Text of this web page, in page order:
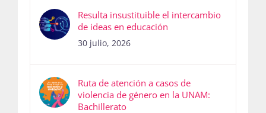
Resulta insustituible el intercambio
de ideas en educación
30 julio, 2026
Ruta de atención a casos de
violencia de género en la UNAM:
Bachillerato